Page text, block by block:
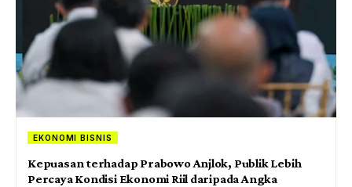
EKONOMI BISNIS
Kepuasan terhadap Prabowo Anjlok, Publik Lebih
Percaya Kondisi Ekonomi Riil daripada Angka